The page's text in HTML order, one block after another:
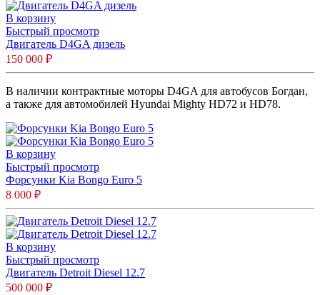
В корзину
Быстрый просмотр
Двигатель D4GA дизель
150 000 ₽
В наличии контрактные моторы D4GA для автобусов Богдан,
а также для автомобилей Hyundai Mighty HD72 и HD78.
В корзину
Быстрый просмотр
Форсунки Kia Bongo Euro 5
8 000 ₽
В корзину
Быстрый просмотр
Двигатель Detroit Diesel 12.7
500 000 ₽